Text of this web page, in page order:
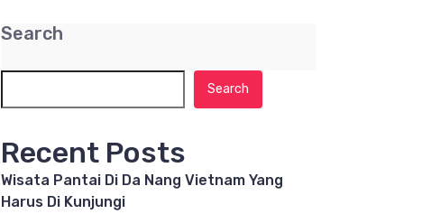
Search
Search
Recent Posts
Wisata Pantai Di Da Nang Vietnam Yang
Harus Di Kunjungi